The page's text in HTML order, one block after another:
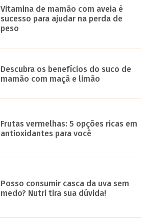
Vitamina de mamão com aveia é
sucesso para ajudar na perda de
peso
Descubra os benefícios do suco de
mamão com maçã e limão
Frutas vermelhas: 5 opções ricas em
antioxidantes para você
Posso consumir casca da uva sem
medo? Nutri tira sua dúvida!